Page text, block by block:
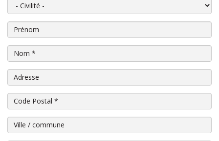
Civilité
Prénom
Nom*
Adresse
Code Postal*
Ville / commune